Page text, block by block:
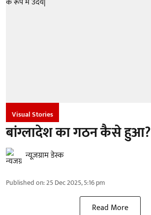
Visual Stories
बांग्लादेश का गठन कैसे हुआ?
न्यूज़ग्राम डेस्क
Published on:25 Dec 2025, 5:16 pm
Read More